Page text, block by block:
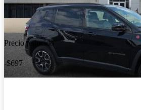
Precio reducido
-$697